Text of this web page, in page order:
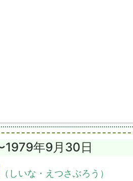
1979年9月30日
（しいな・えつさぶろう）